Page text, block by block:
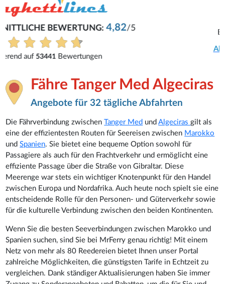
Reinhard
Buchung war problemlos.
Alle Bewertungen anzeigen
Fähre Tanger Med Algeciras
Angebote für 32 tägliche Abfahrten
Die Fährverbindung zwischenTanger Med undAlgecirasgilt als
eine der effizientesten Routen für Seereisen zwischen Marokko
undSpanien. Sie bietet eine bequeme Option sowohl für
Passagiere als auch für den Frachtverkehr und ermöglicht eine
effiziente Passage über die Straße von Gibraltar. Diese
Meerenge war stets ein wichtiger Knotenpunkt für den Handel
zwischen Europa und Nordafrika. Auch heute noch spielt sie eine
entscheidende Rolle für den Personen- und Güterverkehr sowie
für die kulturelle Verbindung zwischen den beiden Kontinenten.
Wenn Sie die besten Seeverbindungen zwischen Marokko und
Spanien suchen, sind Sie bei MrFerry genau richtig! Mit einem
Netz von mehr als 80 Reedereien bietet Ihnen unser Portal
zahlreiche Möglichkeiten, die günstigsten Tarife in Echtzeit zu
vergleichen. Dank ständiger Aktualisierungen haben Sie immer